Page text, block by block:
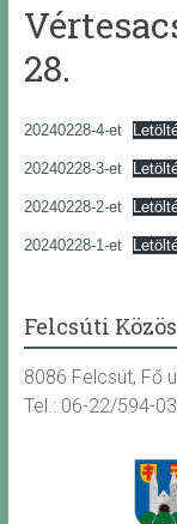
28.
20240228-4-et
20240228-3-et
20240228-2-et
20240228-1-et
Felcsúti
8086 Felcsút, Fő
Tel.: 06-22/594-